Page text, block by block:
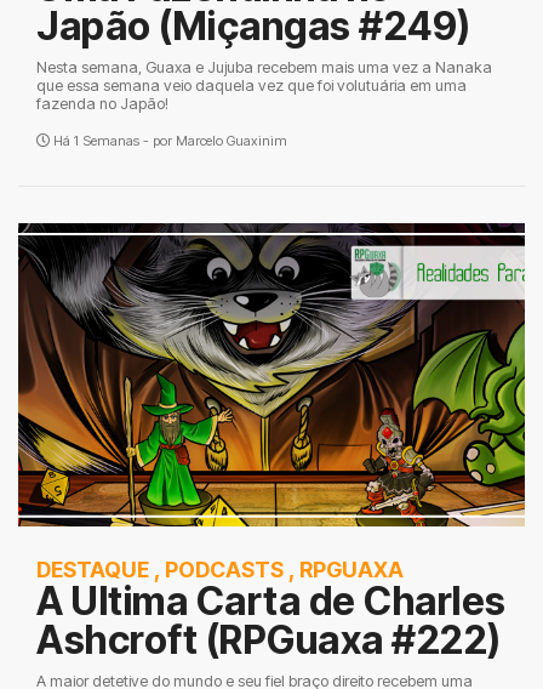
Japão (Miçangas #249)
Nesta semana, Guaxa e Jujuba recebem mais uma vez a Nanaka
que essa semana veio daquela vez que foi volutuária em uma
fazenda no Japão!
Há 1 Semanas - por Marcelo Guaxinim
DESTAQUE , PODCASTS , RPGUAXA
A Ultima Carta de Charles
Ashcroft (RPGuaxa #222)
A maior detetive do mundo e seu fiel braço direito recebem uma